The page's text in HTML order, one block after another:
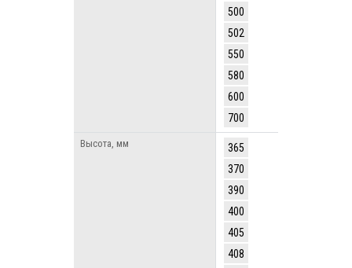
500
502
550
580
600
700
Высота, мм
365
370
390
400
405
408